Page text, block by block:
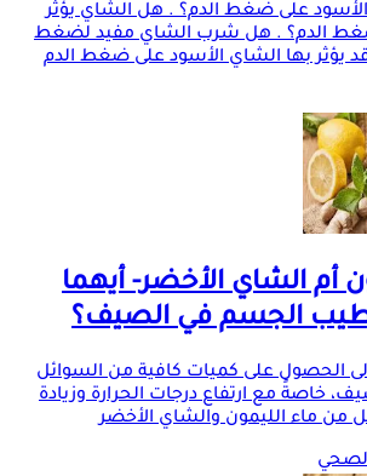
الأسود على ضغط الدم؟ . هل الشاي يؤثر
الدم؟ . هل شرب الشاي مفيد لضغط
أم الشاي الأخضر- أيهما
الجسم في الصيف؟
الحصول على كميات كافية من السوائل
خاصةً مع ارتفاع درجات الحرارة وزيادة
من ماء الليمون والشاي الأخضر